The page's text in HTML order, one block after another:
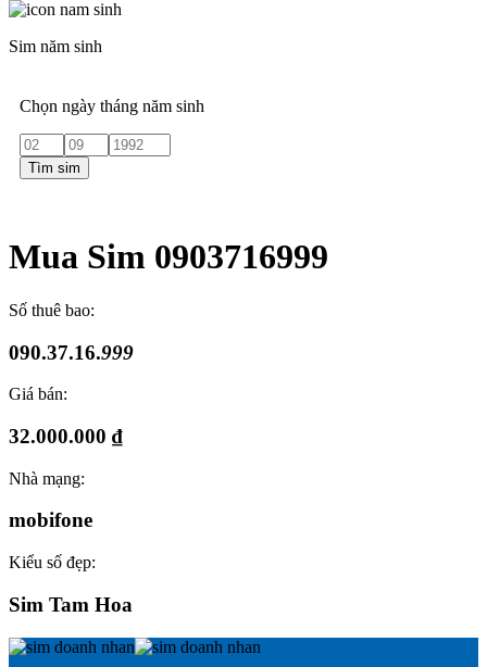
Sim năm sinh
Chọn ngày tháng năm sinh
Tìm sim
Mua Sim 0903716999
Số thuê bao:
090.37.16.999
Giá bán:
32.000.000 ₫
Nhà mạng:
mobifone
Kiểu số đẹp:
Sim Tam Hoa